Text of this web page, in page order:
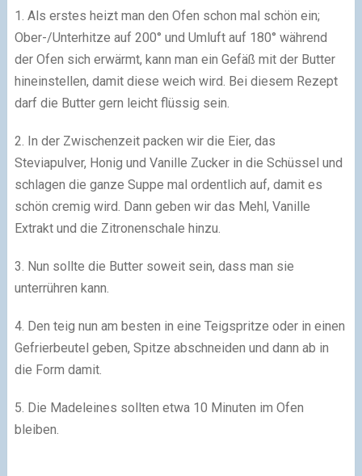
1. Als erstes heizt man den Ofen schon mal schön ein;
Ober-/Unterhitze auf 200° und Umluft auf 180° während
der Ofen sich erwärmt, kann man ein Gefäß mit der Butter
hineinstellen, damit diese weich wird. Bei diesem Rezept
darf die Butter gern leicht flüssig sein.
2. In der Zwischenzeit packen wir die Eier, das
Steviapulver, Honig und Vanille Zucker in die Schüssel und
schlagen die ganze Suppe mal ordentlich auf, damit es
schön cremig wird. Dann geben wir das Mehl, Vanille
Extrakt und die Zitronenschale hinzu.
3. Nun sollte die Butter soweit sein, dass man sie
unterrühren kann.
4. Den teig nun am besten in eine Teigspritze oder in einen
Gefrierbeutel geben, Spitze abschneiden und dann ab in
die Form damit.
5. Die Madeleines sollten etwa 10 Minuten im Ofen
bleiben.